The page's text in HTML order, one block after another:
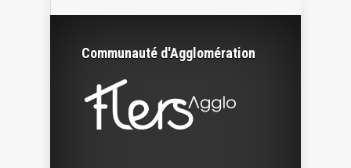
Communauté d'Agglomération